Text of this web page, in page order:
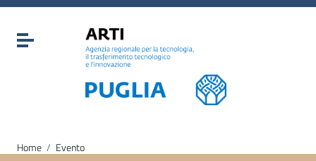
Vai ai contenuti
Vai al menu di navigazione
Vai al footer
Attiva / disattiva la navigazione
Home / Evento